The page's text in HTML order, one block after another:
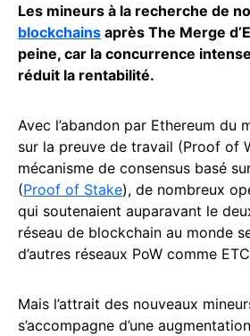
Les mineurs à la recherche de
blockchains après The Merge
peine, car la concurrence
réduit la rentabilité.
Avec l’abandon par Ethereum du
sur la preuve de travail (Proof of
mécanisme de consensus basé
(Proof of Stake), de nombreux
qui soutenaient auparavant le
réseau de blockchain au monde
d’autres réseaux PoW comme
Mais l’attrait des nouveaux
s’accompagne d’une